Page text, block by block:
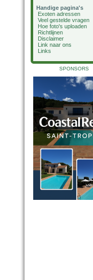
Handige pagina's
Exoten adressen
Veel gestelde vragen
Hoe foto's uploaden
Richtlijnen
Disclaimer
Link naar ons
Links
SPONSORS